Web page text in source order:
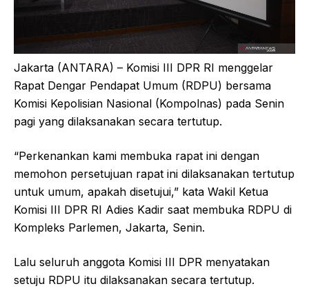
Jakarta (ANTARA) – Komisi III DPR RI menggelar
Rapat Dengar Pendapat Umum (RDPU) bersama
Komisi Kepolisian Nasional (Kompolnas) pada Senin
pagi yang dilaksanakan secara tertutup.
“Perkenankan kami membuka rapat ini dengan
memohon persetujuan rapat ini dilaksanakan tertutup
untuk umum, apakah disetujui,” kata Wakil Ketua
Komisi III DPR RI Adies Kadir saat membuka RDPU di
Kompleks Parlemen, Jakarta, Senin.
Lalu seluruh anggota Komisi III DPR menyatakan
setuju RDPU itu dilaksanakan secara tertutup.